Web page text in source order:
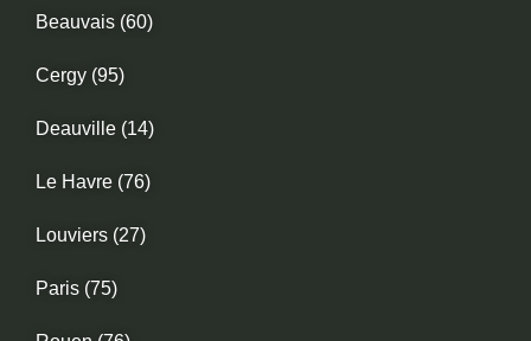
Beauvais (60)
Cergy (95)
Deauville (14)
Le Havre (76)
Louviers (27)
Paris (75)